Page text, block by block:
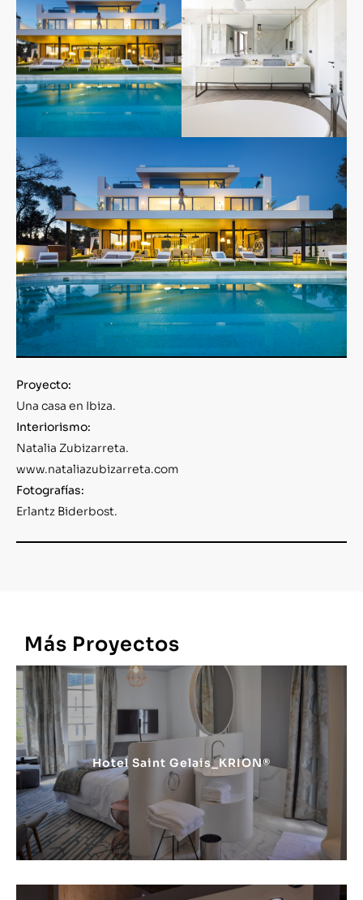
Proyecto:
Una casa en Ibiza.
Interiorismo:
Natalia Zubizarreta.
www.nataliazubizarreta.com
Fotografías:
Erlantz Biderbost.
Más Proyectos
Hotel Saint Gelais_KRION®